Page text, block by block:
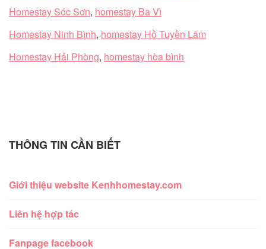
Homestay Sóc Sơn, homestay Ba Vì
Homestay Ninh Bình, homestay Hồ Tuyền Lâm
Homestay Hải Phòng, homestay hòa bình
THÔNG TIN CẦN BIẾT
Giới thiệu website Kenhhomestay.com
Liên hệ hợp tác
Fanpage facebook